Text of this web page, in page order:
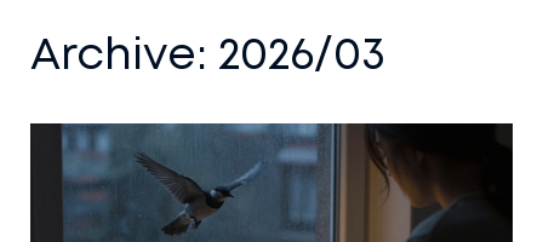
Archive: 2026/03